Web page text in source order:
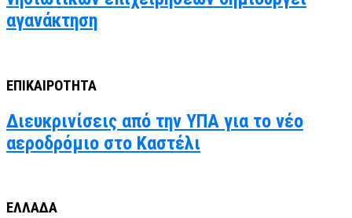
αγανάκτηση
ΕΠΙΚΑΙΡΟΤΗΤΑ
Διευκρινίσεις από την ΥΠΑ για το νέο
αεροδρόμιο στο Καστέλι
ΕΛΛΑΔΑ